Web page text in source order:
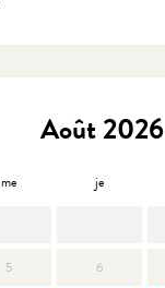
Août 2026
me je
5 6